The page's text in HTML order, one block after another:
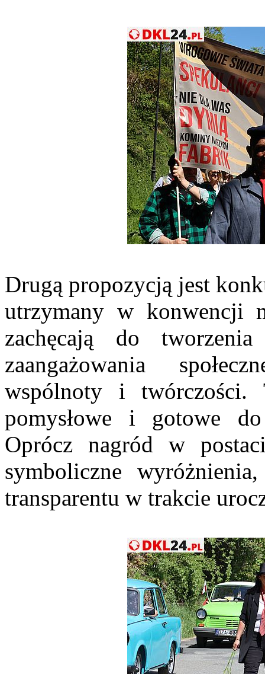
Drugą propozycją jest
utrzymany w konwencji
zachęcają do
zaangażowania
wspólnoty i twórczości.
pomysłowe i gotowe
Oprócz nagród w
symboliczne
transparentu w trakcie